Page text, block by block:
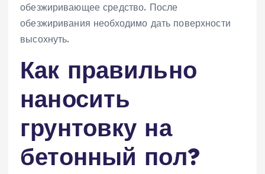
обезжиривающее средство. После
обезжиривания необходимо дать поверхности
высохнуть.
Как правильно
наносить
грунтовку на
бетонный пол?